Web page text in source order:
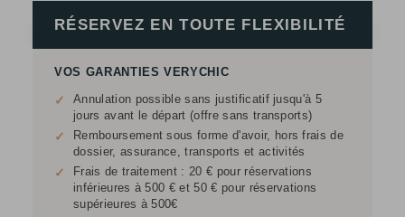
RÉSERVEZ EN TOUTE FLEXIBILITÉ
VOS GARANTIES VERYCHIC
✓
Annulation possible sans justificatif jusqu'à 5
jours avant le départ (offre sans transports)
✓
Remboursement sous forme d'avoir, hors frais de
dossier, assurance, transports et activités
✓
Frais de traitement : 20 € pour réservations
inférieures à 500 € et 50 € pour réservations
supérieures à 500€